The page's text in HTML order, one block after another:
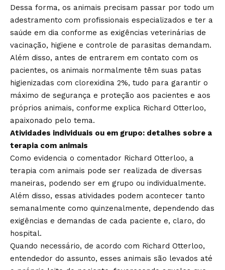
Dessa forma, os animais precisam passar por todo um
adestramento com profissionais especializados e ter a
saúde em dia conforme as exigências veterinárias de
vacinação, higiene e controle de parasitas demandam.
Além disso, antes de entrarem em contato com os
pacientes, os animais normalmente têm suas patas
higienizadas com clorexidina 2%, tudo para garantir o
máximo de segurança e proteção aos pacientes e aos
próprios animais, conforme explica Richard Otterloo,
apaixonado pelo tema.
Atividades individuais ou em grupo: detalhes sobre a
terapia com animais
Como evidencia o comentador Richard Otterloo, a
terapia com animais pode ser realizada de diversas
maneiras, podendo ser em grupo ou individualmente.
Além disso, essas atividades podem acontecer tanto
semanalmente como quinzenalmente, dependendo das
exigências e demandas de cada paciente e, claro, do
hospital.
Quando necessário, de acordo com Richard Otterloo,
entendedor do assunto, esses animais são levados até